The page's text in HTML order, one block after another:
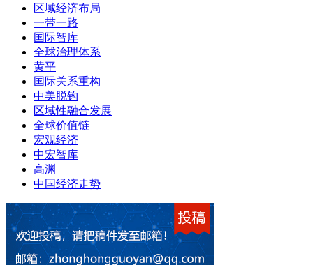
区域经济布局
一带一路
国际智库
全球治理体系
黄平
国际关系重构
中美脱钩
区域性融合发展
全球价值链
宏观经济
中宏智库
高渊
中国经济走势